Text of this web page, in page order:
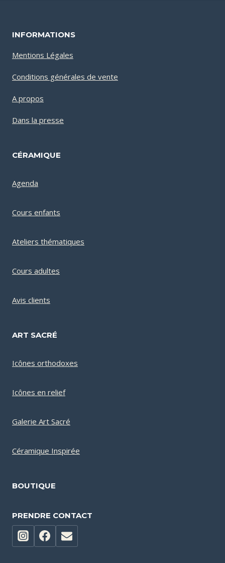
INFORMATIONS
Mentions Légales
Conditions générales de vente
A propos
Dans la presse
CÉRAMIQUE
Agenda
Cours enfants
Ateliers thématiques
Cours adultes
Avis clients
ART SACRÉ
Icônes orthodoxes
Icônes en relief
Galerie Art Sacré
Céramique Inspirée
BOUTIQUE
PRENDRE CONTACT